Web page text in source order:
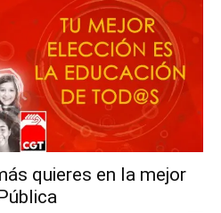
quieres en la mejor